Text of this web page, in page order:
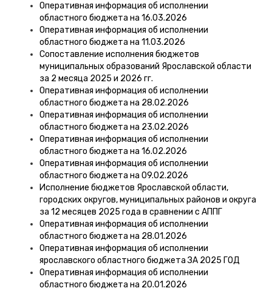
Оперативная информация об исполнении
областного бюджета на 16.03.2026
Оперативная информация об исполнении
областного бюджета на 11.03.2026
Сопоставление исполнения бюджетов
муниципальных образований Ярославской области
за 2 месяца 2025 и 2026 гг.
Оперативная информация об исполнении
областного бюджета на 28.02.2026
Оперативная информация об исполнении
областного бюджета на 23.02.2026
Оперативная информация об исполнении
областного бюджета на 16.02.2026
Оперативная информация об исполнении
областного бюджета на 09.02.2026
Исполнение бюджетов Ярославской области,
городских округов, муниципальных районов и округа
за 12 месяцев 2025 года в сравнении с АППГ
Оперативная информация об исполнении
областного бюджета на 28.01.2026
Оперативная информация об исполнении
ярославского областного бюджета ЗА 2025 ГОД
Оперативная информация об исполнении
областного бюджета на 20.01.2026